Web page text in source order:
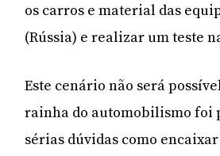
os carros e material das
(Rússia) e realizar um teste
Este cenário não será
rainha do automobilismo foi
sérias dúvidas como